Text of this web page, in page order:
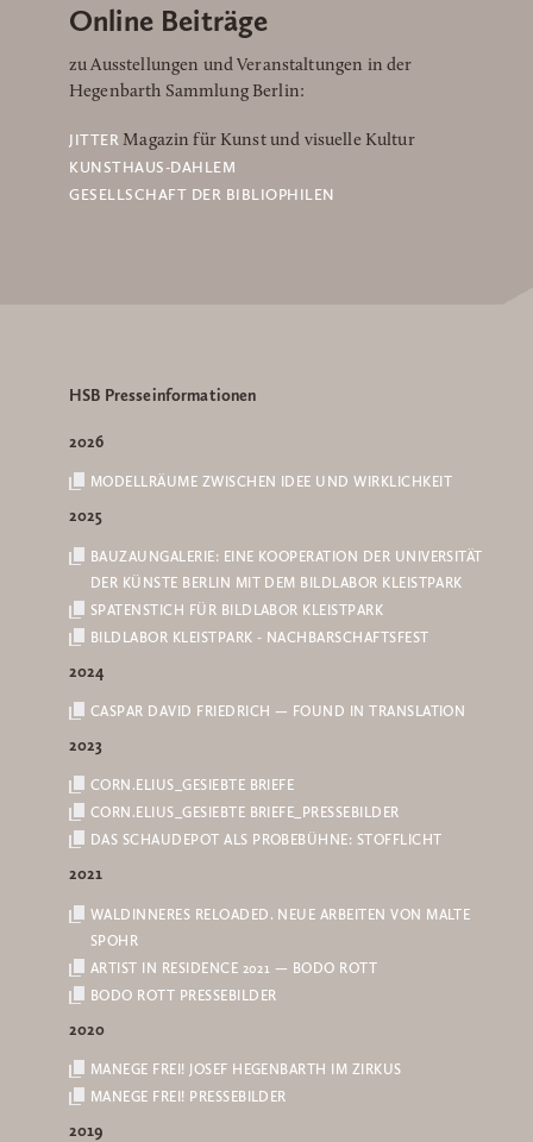
Online Beiträge
zu Ausstellungen und Veranstaltungen in der
Hegenbarth Sammlung Berlin:
JITTER Magazin für Kunst und visuelle Kultur
KUNSTHAUS-DAHLEM
GESELLSCHAFT DER BIBLIOPHILEN
HSB Presseinformationen
2026
MODELLRÄUME ZWISCHEN IDEE UND WIRKLICHKEIT
2025
BAUZAUNGALERIE: EINE KOOPERATION DER UNIVERSITÄT
DER KÜNSTE BERLIN MIT DEM BILDLABOR KLEISTPARK
SPATENSTICH FÜR BILDLABOR KLEISTPARK
BILDLABOR KLEISTPARK - NACHBARSCHAFTSFEST
2024
CASPAR DAVID FRIEDRICH — FOUND IN TRANSLATION
2023
CORN.ELIUS_GESIEBTE BRIEFE
CORN.ELIUS_GESIEBTE BRIEFE_PRESSEBILDER
DAS SCHAUDEPOT ALS PROBEBÜHNE: STOFFLICHT
2021
WALDINNERES RELOADED. NEUE ARBEITEN VON MALTE
SPOHR
ARTIST IN RESIDENCE 2021 — BODO ROTT
BODO ROTT PRESSEBILDER
2020
MANEGE FREI! JOSEF HEGENBARTH IM ZIRKUS
MANEGE FREI! PRESSEBILDER
2019